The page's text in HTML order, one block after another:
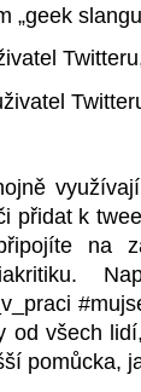
„geek
přidat k
na
od všech
pomůcka,